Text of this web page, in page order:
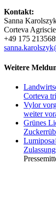
Kontakt:
Sanna
Corteva
+49 175
Weitere
Corteva
Vylor
weiter
Grünes